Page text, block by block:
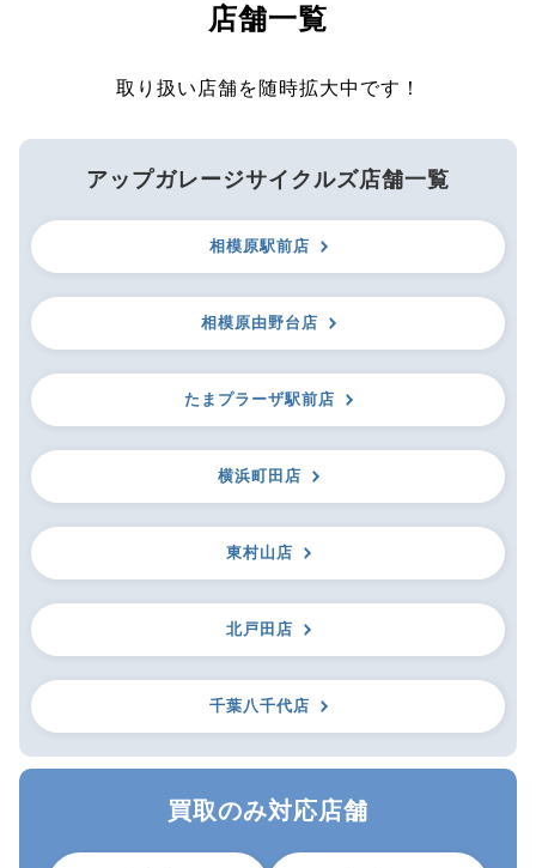
店舗一覧
取り扱い店舗を随時拡大中です！
アップガレージサイクルズ店舗一覧
相模原駅前店
相模原由野台店
たまプラーザ駅前店
横浜町田店
東村山店
北戸田店
千葉八千代店
買取のみ対応店舗